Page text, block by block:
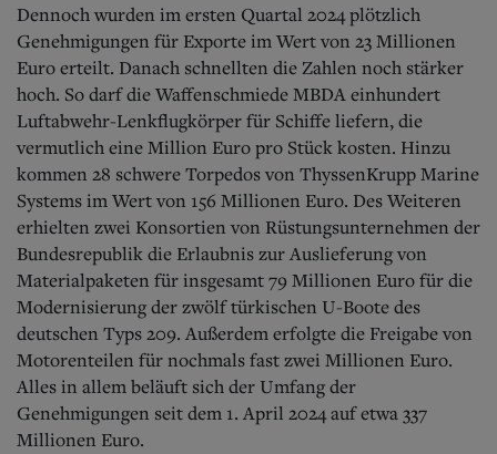
Dennoch wurden im ersten Quartal 2024 plötzlich
Genehmigungen für Exporte im Wert von 23 Millionen
Euro erteilt. Danach schnellten die Zahlen noch stärker
hoch. So darf die Waffenschmiede MBDA einhundert
Luftabwehr-Lenkflugkörper für Schiffe liefern, die
vermutlich eine Million Euro pro Stück kosten. Hinzu
kommen 28 schwere Torpedos von ThyssenKrupp Marine
Systems im Wert von 156 Millionen Euro. Des Weiteren
erhielten zwei Konsortien von Rüstungsunternehmen der
Bundesrepublik die Erlaubnis zur Auslieferung von
Materialpaketen für insgesamt 79 Millionen Euro für die
Modernisierung der zwölf türkischen U-Boote des
deutschen Typs 209. Außerdem erfolgte die Freigabe von
Motorenteilen für nochmals fast zwei Millionen Euro.
Alles in allem beläuft sich der Umfang der
Genehmigungen seit dem 1. April 2024 auf etwa 337
Millionen Euro.